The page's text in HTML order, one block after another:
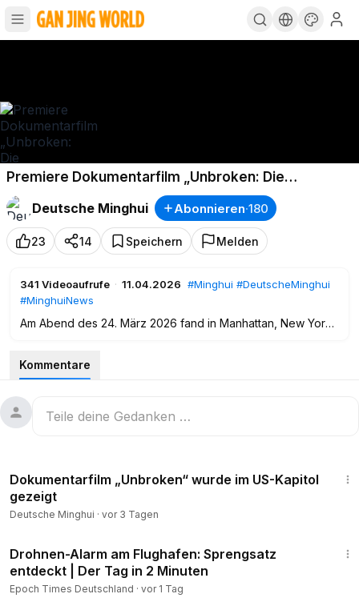
Premiere Dokumentarfilm „Unbroken: Die
unerzählte Geschichte von Shen Yun“
Deutsche Minghui
Abonnieren·180
23 14 Speichern Melden
341 Videoaufrufe · 11.04.2026 #Minghui #DeutscheMinghui
#MinghuiNews
Am Abend des 24. März 2026 fand in Manhattan, New York
Untold Story of Shen Yun“
der Red-Carpet-Premiere teil. Gleichzeitig wurde der Film
auch online veröffentlicht.
Yun“ zu sehen. Es gibt auch die Funktion für Untertitel, auch
für Deutsch.
nmovie.com/
Original:https://www.ganjingworld.com/s/RewEDRgg81
Kommentare
Dokumentarfilm „Unbroken“ wurde im US-Kapitol
gezeigt
Deutsche Minghui · vor 3 Tagen
Drohnen-Alarm am Flughafen: Sprengsatz
entdeckt | Der Tag in 2 Minuten
Epoch Times Deutschland · vor 1 Tag